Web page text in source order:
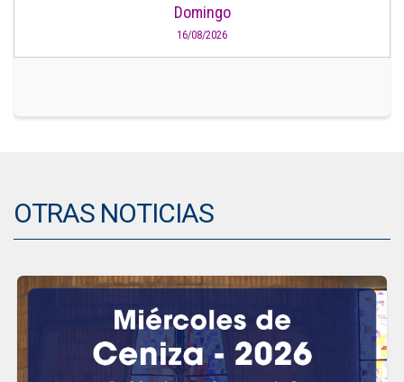
Domingo
16/08/2026
OTRAS NOTICIAS